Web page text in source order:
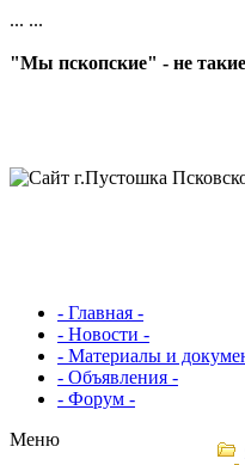
... ...
"Мы пскопские" - не
- Главная -
- Новости -
- Материалы и
- Объявления -
- Форум -
Меню